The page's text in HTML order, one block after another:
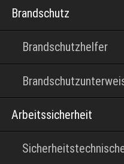
Brandschutz
Brandschutzhelfer
Arbeitssicherheit